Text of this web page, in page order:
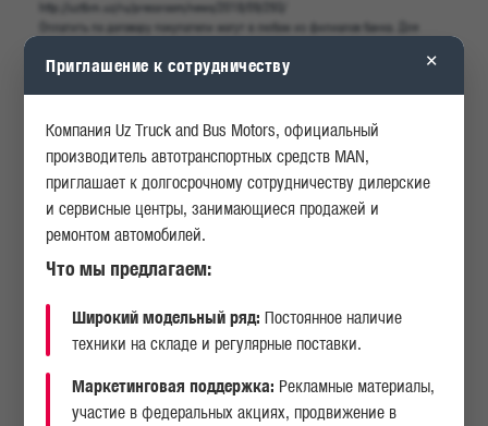
КАРЬЕРА
ОПРОСЫ
http://uztbm.uz/ru/pressroom/news/2018/09/293/
Оплатить по договору покупатели могут в любом из филиалов банка. Для
техники, согласно срокам поставки.
ДРУГИЕ НОВОСТИ
24.03.2026
Приглашение к сотрудничеству ×
Компания Uz Truck and Bus Motors, официальный
производитель автотранспортных средств MAN,
приглашает к долгосрочному сотрудничеству дилерские
и сервисные центры, занимающиеся продажей и
ремонтом автомобилей.
Что мы предлагаем:
Широкий модельный ряд: Постоянное наличие
техники на складе и регулярные поставки.
Маркетинговая поддержка: Рекламные материалы,
участие в федеральных акциях, продвижение в